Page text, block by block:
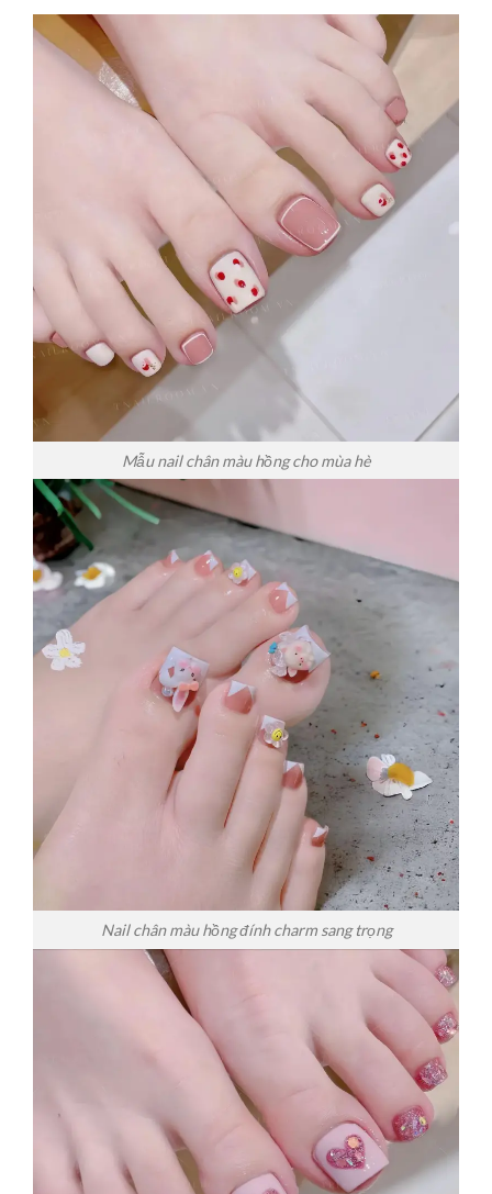
Mẫu nail chân màu hồng cho mùa hè
Nail chân màu hồng đính charm sang trọng